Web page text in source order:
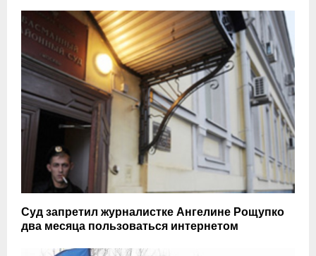
Суд запретил журналистке Ангелине Рощупко
два месяца пользоваться интернетом